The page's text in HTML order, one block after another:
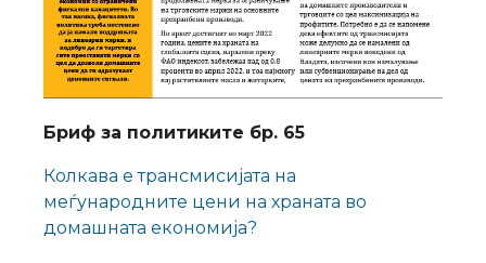
Бриф за политиките бр. 65
Колкава е трансмисијата на
меѓународните цени на храната во
домашната економија?